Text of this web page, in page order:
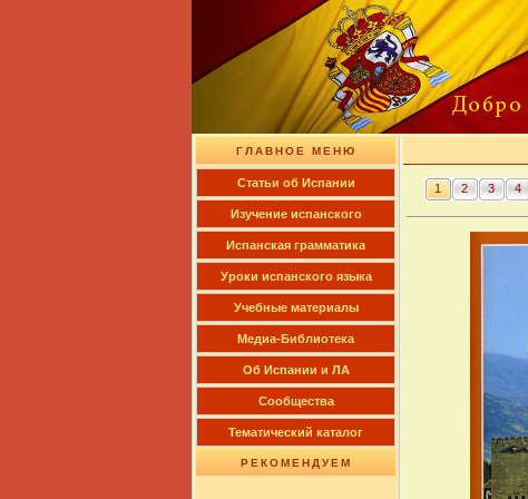
ГЛАВНОЕ МЕНЮ
Cтатьи об Испании
Изучение испанского
Испанская грамматика
Уроки испанского языка
Учебные материалы
Медиа-Библиотека
Об Испании и ЛА
Сообщества
Тематический каталог
РЕКОМЕНДУЕМ
1 2 3 4